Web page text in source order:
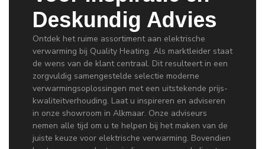
Deskundig Advies
Ontdek het ruime assortiment aan elektrische
verwarming bij Quality Heating. Als marktleider staat
de wens van de klant centraal. Dit resulteert in een
zorgvuldig samengestelde selectie moderne
verwarmingsoplossingen met een uitstekende prijs-
kwaliteitverhouding. Laat u inspireren en adviseren
in onze showroom in Alkmaar. Onze adviseurs
nemen alle tijd om u te helpen bij het maken van de
juiste keuze voor elektrische verwarming. Bovendien